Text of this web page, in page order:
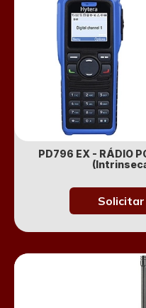
PD796 EX - RÁDIO